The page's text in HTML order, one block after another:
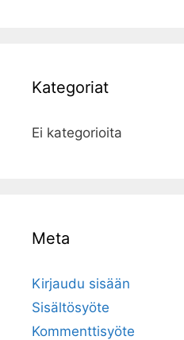
Kategoriat
Ei kategorioita
Meta
Kirjaudu sisään
Sisältösyöte
Kommenttisyöte